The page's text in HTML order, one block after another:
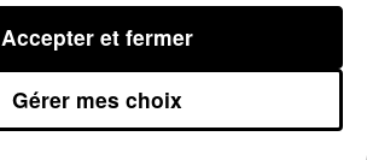
Gérer mes choix
Accepter et fermer